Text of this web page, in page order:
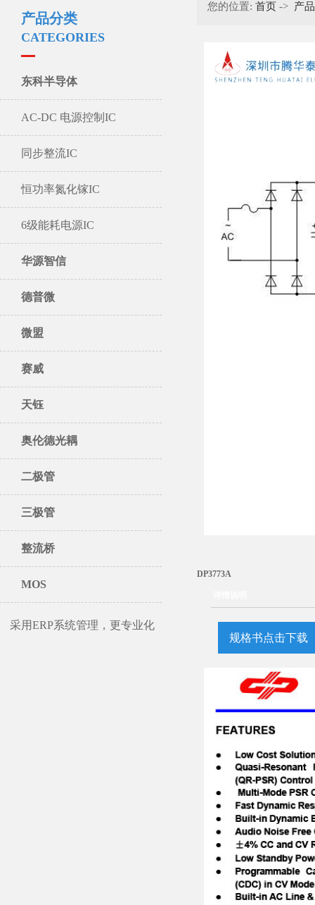
产品分类
CATEGORIES
东科半导体
AC-DC 电源控制IC
同步整流IC
恒功率氮化镓IC
6级能耗电源IC
华源智信
德普微
微盟
赛威
天钰
奥伦德光耦
二极管
三极管
整流桥
MOS
采用ERP系统管理，更专业化
您的位置: 首页 -> 产
DP3773A
规格书点击下载